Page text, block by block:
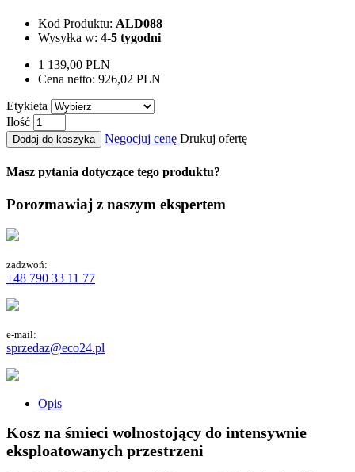
Kod Produktu: ALD088
Wysyłka w: 4-5 tygodni
1 139,00 PLN
Cena netto: 926,02 PLN
Etykieta
Ilość
Dodaj do koszyka Negocjuj cenę Drukuj ofertę
Masz pytania dotyczące tego produktu?
Porozmawiaj z naszym ekspertem
zadzwoń:
+48 790 33 11 77
e-mail:
sprzedaz@eco24.pl
Opis
Kosz na śmieci wolnostojący do intensywnie
eksploatowanych przestrzeni